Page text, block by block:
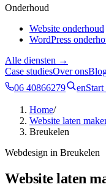
Onderhoud
Website onderhoud
WordPress
Alle diensten →
Case studiesOver ons
06 40866279
en
Home/
Website laten
Breukelen
Webdesign in Breukelen
Website laten